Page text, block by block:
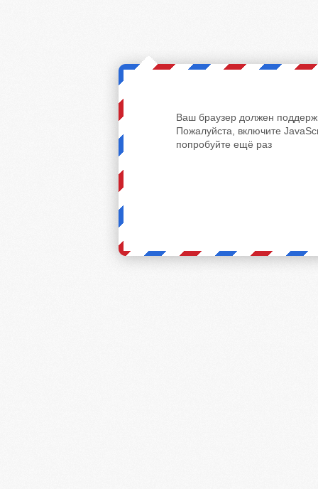
Ваш браузер должен
Пожалуйста, включите
попробуйте ещё раз